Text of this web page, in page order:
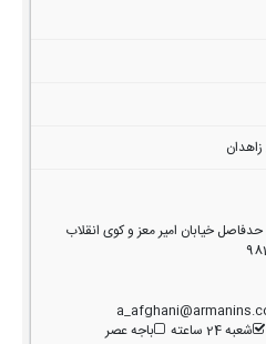
، حدفاصل خیابان امیر معز و کوی انقلاب
شعبه 24 ساعته باجه عصر